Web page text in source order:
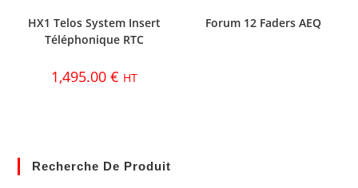
HX1 Telos System Insert
Téléphonique RTC
1,495.00€ HT
Forum 12 Faders AEQ
Recherche De Produit